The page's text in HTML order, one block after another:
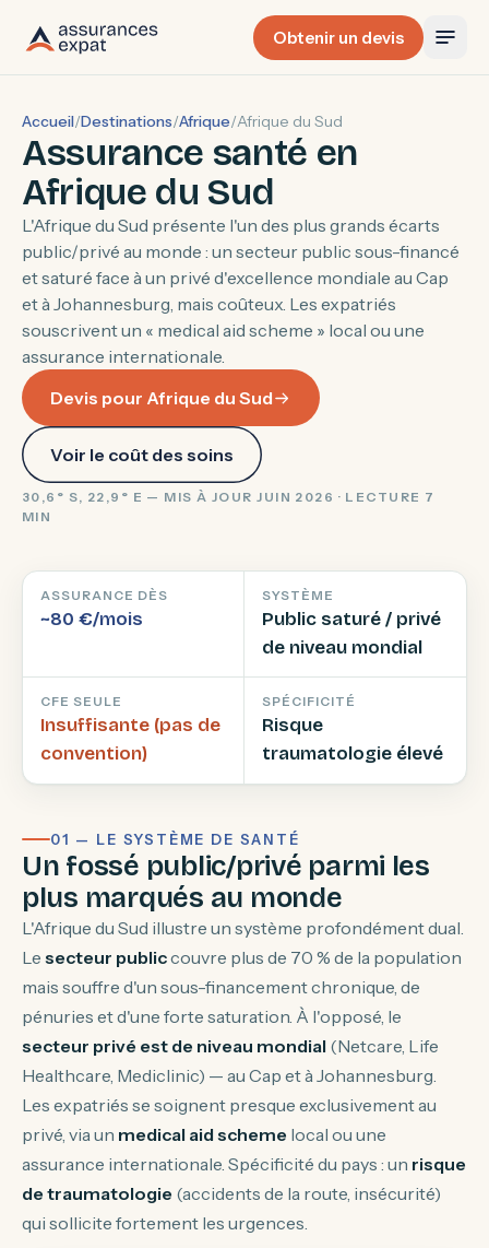
Obtenir un devis
Accueil/Destinations/Afrique/Afrique du Sud
Assurance santé en
Afrique du Sud
L'Afrique du Sud présente l'un des plus grands écarts
public/privé au monde : un secteur public sous-financé
et saturé face à un privé d'excellence mondiale au Cap
et à Johannesburg, mais coûteux. Les expatriés
souscrivent un « medical aid scheme » local ou une
assurance internationale.
Devis pour Afrique du Sud
Voir le coût des soins
30,6° S, 22,9° E — MIS À JOUR JUIN 2026 · LECTURE 7
MIN
ASSURANCE DÈS
~80 €/mois
SYSTÈME
Public saturé / privé
de niveau mondial
CFE SEULE
Insuffisante (pas de
convention)
SPÉCIFICITÉ
Risque
traumatologie élevé
01 — LE SYSTÈME DE SANTÉ
Un fossé public/privé parmi les
plus marqués au monde
L'Afrique du Sud illustre un système profondément dual.
Le secteur publiccouvre plus de 70 % de la population
mais souffre d'un sous-financement chronique, de
pénuries et d'une forte saturation. À l'opposé, le
secteur privé est de niveau mondial (Netcare, Life
Healthcare, Mediclinic) — au Cap et à Johannesburg.
Les expatriés se soignent presque exclusivement au
privé, via un medical aid scheme local ou une
assurance internationale. Spécificité du pays : un risque
de traumatologie (accidents de la route, insécurité)
qui sollicite fortement les urgences.